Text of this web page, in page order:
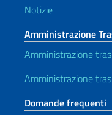
Notizie
Amministrazione
Amministrazione
Amministrazione
Domande frequenti